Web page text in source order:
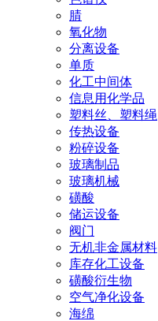
腈
氧化物
分离设备
单质
化工中间体
信息用化学品
塑料丝、塑料绳
传热设备
粉碎设备
玻璃制品
玻璃机械
磺酸
储运设备
阀门
无机非金属材料
库存化工设备
磺酸衍生物
空气净化设备
海绵